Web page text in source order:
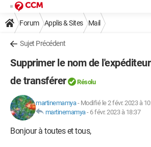
Forum Applis & Sites Mail
Sujet Précédent
Supprimer le nom de
de transférer
Résolu
martinemamya- Modifié le 2 févr. 2023 à
martinemamya- 6 févr. 2023 à 18:37
Bonjour à toutes et tous,